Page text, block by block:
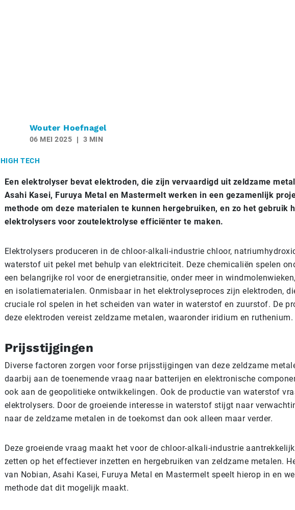
Wouter Hoefnagel
06 MEI 2025 3 MIN
HIGH TECH
Een elektrolyser bevat elektroden, die zijn vervaardigd uit zeldzame
Asahi Kasei, Furuya Metal en Mastermelt werken in een gezamenlijk
methode om deze materialen te kunnen hergebruiken, en zo het gebruik
elektrolysers voor zoutelektrolyse efficiënter te maken.
Elektrolysers produceren in de chloor-alkali-industrie chloor,
waterstof uit pekel met behulp van elektriciteit. Deze chemicaliën spelen
een belangrijke rol voor de energietransitie, onder meer in
en isolatiematerialen. Onmisbaar in het elektrolyseproces zijn elektroden,
cruciale rol spelen in het scheiden van water in waterstof en zuurstof. De
deze elektroden vereist zeldzame metalen, waaronder iridium en ruthenium.
Prijsstijgingen
Diverse factoren zorgen voor forse prijsstijgingen van deze zeldzame
daarbij aan de toenemende vraag naar batterijen en elektronische
ook aan de geopolitieke ontwikkelingen. Ook de productie van waterstof
elektrolysers. Door de groeiende interesse in waterstof stijgt naar
naar de zeldzame metalen in de toekomst dan ook alleen maar verder.
Deze groeiende vraag maakt het voor de chloor-alkali-industrie
zetten op het effectiever inzetten en hergebruiken van zeldzame metalen.
van Nobian, Asahi Kasei, Furuya Metal en Mastermelt speelt hierop in en
methode dat dit mogelijk maakt.